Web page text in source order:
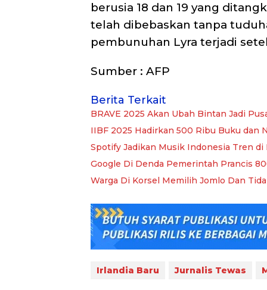
berusia 18 dan 19 yang
telah dibebaskan tanpa
pembunuhan Lyra terjadi
Sumber : AFP
Berita Terkait
BRAVE 2025 Akan Ubah Bintan Jadi
IIBF 2025 Hadirkan 500 Ribu Buku dan
Spotify Jadikan Musik Indonesia Tren di
Google Di Denda Pemerintah Prancis
Warga Di Korsel Memilih Jomlo Dan
Irlandia Baru Jurnalis Tewas